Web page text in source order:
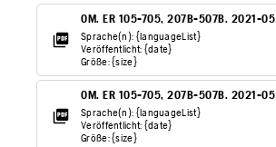
OM. ER 105-705, 207B-507B. 2021-05
Sprache(n): {languageList}
Veröffentlicht: {date}
Größe: {size}
OM. ER 105-705, 207B-507B. 2021-05
Sprache(n): {languageList}
Veröffentlicht: {date}
Größe: {size}